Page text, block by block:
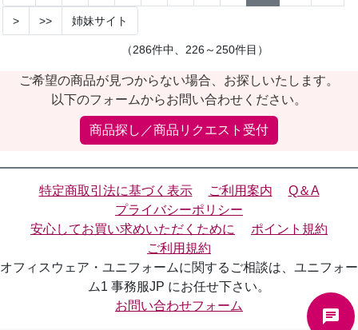
> >> 姉妹サイト
（286件中、226～250件目）
ご希望の商品が見つからない場合、お探しいたします。
以下のフォームからお問い合わせください。
商品探し／商品リクエスト受付
特定商取引法に基づく表示 ご利用案内
Q＆A
プライバシーポリシー
安心してお買い求めいただくために
ポイント規約
ご利用規約
オフィスウェア・ユニフォームに関するご相談は、ユニフォー
ム1 事務服JP にお任せ下さい。
お問い合わせフォーム